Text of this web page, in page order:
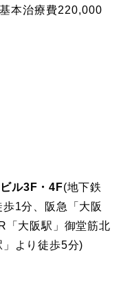
本治療費220,000
ル3F・4F(地下鉄
1分、阪急「大阪
「大阪駅」御堂筋北
より徒歩5分)